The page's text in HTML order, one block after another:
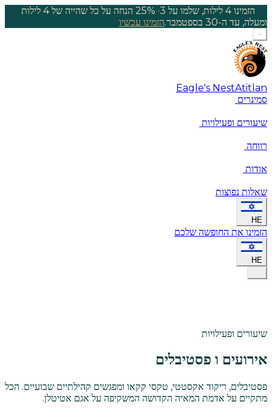
הזמינו 4 לילות, שלמו על 3 ·
25% הנחה על כל שהייה של 4 לילות
ומעלה, עד ה-30 בספטמבר.
הזמינו עכשיו
×
Eagle's NestAtitlan
סמינרים
שיעורים ופעילויות
רווחה
אודות
שאלות נפוצות
HE
הזמינו את החופשה שלכם
HE
שיעורים ופעילויות
אירועים ו פסטיבלים
פסטיבלים, ריקוד אקסטטי, טקסי קקאו ומפגשים קהילתיים שבועיים. הכל
מתקיים על אדמת המאיה הקדושה המשקיפה על אגם אטיטלן.